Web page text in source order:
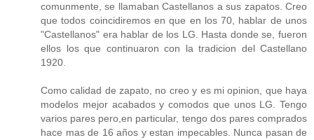
comunmente, se llamaban Castellanos a sus zapatos. Creo
que todos coincidiremos en que en los 70, hablar de unos
"Castellanos" era hablar de los LG. Hasta donde se, fueron
ellos los que continuaron con la tradicion del Castellano
1920.
Como calidad de zapato, no creo y es mi opinion, que haya
modelos mejor acabados y comodos que unos LG. Tengo
varios pares pero,en particular, tengo dos pares comprados
hace mas de 16 años y estan impecables. Nunca pasan de